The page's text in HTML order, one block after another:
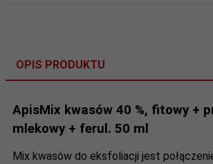
OPIS PRODUKTU
ApisMix kwasów 40 %, fitowy +
mlekowy + ferul. 50 ml
Mix kwasów do eksfoliacji jest